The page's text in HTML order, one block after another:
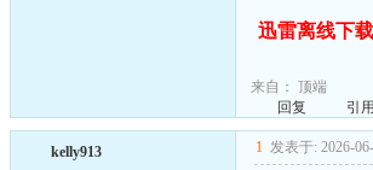
迅雷离线下
来自： 顶端
回复
引用
kelly913 1 发表于: 2026-